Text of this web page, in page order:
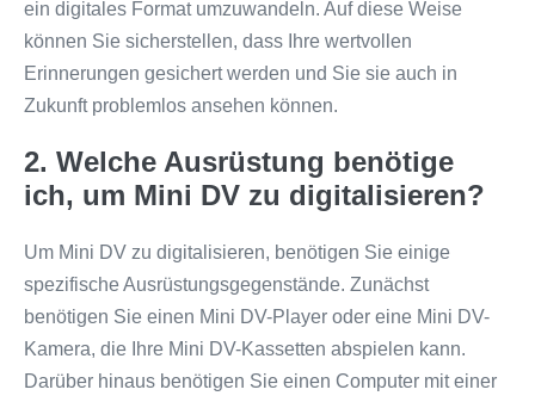
ein digitales Format umzuwandeln. Auf diese Weise
können Sie sicherstellen, dass Ihre wertvollen
Erinnerungen gesichert werden und Sie sie auch in
Zukunft problemlos ansehen können.
2. Welche Ausrüstung benötige
ich, um Mini DV zu digitalisieren?
Um Mini DV zu digitalisieren, benötigen Sie einige
spezifische Ausrüstungsgegenstände. Zunächst
benötigen Sie einen Mini DV-Player oder eine Mini DV-
Kamera, die Ihre Mini DV-Kassetten abspielen kann.
Darüber hinaus benötigen Sie einen Computer mit einer